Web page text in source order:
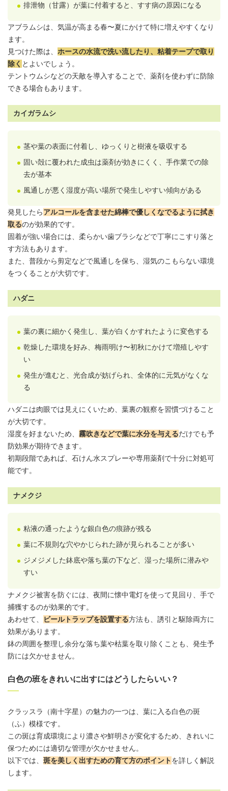
排泄物（甘露）が葉に付着すると、すす病の原因になる
アブラムシは、気温が高まる春〜夏にかけて特に増えやすくなり
ます。
見つけた際は、 ホースの水流で洗い流したり、粘着テープで取り
除く とよいでしょう。
テントウムシなどの天敵を導入することで、薬剤を使わずに防除
できる場合もあります。
カイガラムシ
茎や葉の表面に付着し、ゆっくりと樹液を吸収する
固い殻に覆われた成虫は薬剤が効きにくく、手作業での除
去が基本
風通しが悪く湿度が高い場所で発生しやすい傾向がある
発見したらアルコールを含ませた綿棒で優しくなでるように拭き
取るのが効果的です。
固着が強い場合には、柔らかい歯ブラシなどで丁寧にこすり落と
す方法もあります。
また、普段から剪定などで風通しを保ち、湿気のこもらない環境
をつくることが大切です。
ハダニ
葉の裏に細かく発生し、葉が白くかすれたように変色する
乾燥した環境を好み、梅雨明け〜初秋にかけて増殖しやす
い
発生が進むと、光合成が妨げられ、全体的に元気がなくな
る
ハダニは肉眼では見えにくいため、葉裏の観察を習慣づけること
が大切です。
湿度を好まないため、 霧吹きなどで葉に水分を与えるだけでも予
防効果が期待できます。
初期段階であれば、石けん水スプレーや専用薬剤で十分に対処可
能です。
ナメクジ
粘液の通ったような銀白色の痕跡が残る
葉に不規則な穴やかじられた跡が見られることが多い
ジメジメした鉢底や落ち葉の下など、湿った場所に潜みや
すい
ナメクジ被害を防ぐには、夜間に懐中電灯を使って見回り、手で
捕獲するのが効果的です。
あわせて、
ビールトラップを設置する方法も、誘引と駆除両方に
効果があります。
鉢の周囲を整理し余分な落ち葉や枯葉を取り除くことも、発生予
防には欠かせません。
白色の班をきれいに出すにはどうしたらいい？
クラッスラ
（南十字星）の魅力の一つは、葉に入る白色の斑
（ふ）模様です。
この斑は育成環境により濃さや鮮明さが変化するため、きれいに
保つためには適切な管理が欠かせません。
以下では、 斑を美しく出すための育て方のポイントを詳しく解説
します。